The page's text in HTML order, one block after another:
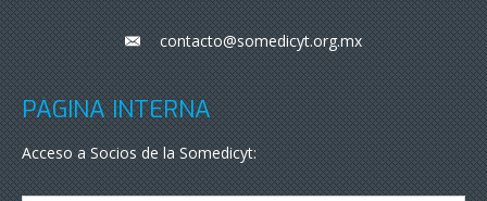
___contacto@somedicyt.org.mx
PÁGINA INTERNA
Acceso a Socios de la Somedicyt: